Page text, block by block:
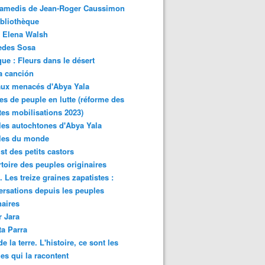
de Jean-Roger Caussimon
Walsh
Sosa
: Fleurs dans le désert
canción
menacés d'Abya Yala
de peuple en lutte (réforme des
mobilisations 2023)
autochtones d'Abya Yala
du monde
des petits castors
des peuples originaires
Les treize graines zapatistes :
depuis les peuples
Jara
Parra
la terre. L'histoire, ce sont les
qui la racontent